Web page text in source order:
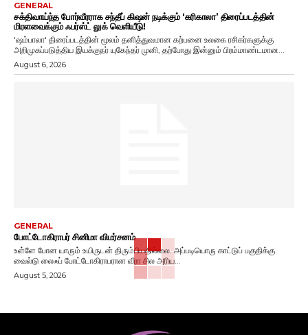
GENERAL
சக்திவாய்ந்த போர்வீரராக சந்தீப் கிஷன் நடிக்கும் ‘கரிகாலா’ திரைப்படத்தின்
மிரளவைக்கும் ஃபர்ஸ்ட் லுக் வெளியீடு!
'ஷம்பாலா' திரைப்படத்தின் மூலம் தனித்துவமான கற்பனை உலகை ரசிகர்களுக்கு
அறிமுகப்படுத்திய இயக்குநர் யுகேந்தர் முனி, தற்போது இன்னும் பிரம்மாண்டமான...
August 6, 2026
GENERAL
போட்டோகிராபர் சினிமா விமர்சனம்
உள்ளே போன யாரும் உயிருடன் திரும்பியதில்லை. அப்படியொரு காட்டுப் பகுதிக்கு
வைல்டு லைஃப் போட்டோகிராபரான வீரா சில அரிய...
August 5, 2026